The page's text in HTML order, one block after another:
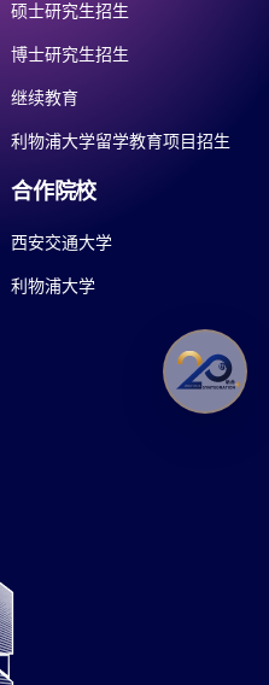
硕士研究生招生
博士研究生招生
继续教育
利物浦大学留学教育项目招生
合作院校
西安交通大学
利物浦大学